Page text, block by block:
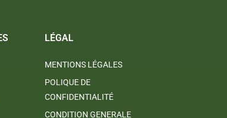
LÉGAL
MENTIONS LÉGALES
POLIQUE DE
CONFIDENTIALITÉ
CONDITION GENERALE